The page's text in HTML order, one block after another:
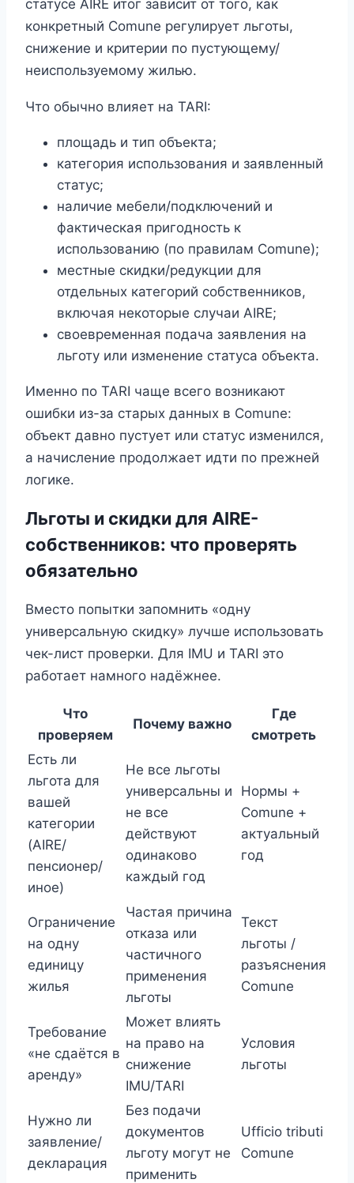
статусе AIRE итог зависит от того, как
конкретный Comune регулирует льготы,
снижение и критерии по пустующему/
неиспользуемому жилью.
Что обычно влияет на TARI:
площадь и тип объекта;
категория использования и заявленный
статус;
наличие мебели/подключений и
фактическая пригодность к
использованию (по правилам Comune);
местные скидки/редукции для
отдельных категорий собственников,
включая некоторые случаи AIRE;
своевременная подача заявления на
льготу или изменение статуса объекта.
Именно по TARI чаще всего возникают
ошибки из-за старых данных в Comune:
объект давно пустует или статус изменился,
а начисление продолжает идти по прежней
логике.
Льготы и скидки для AIRE-
собственников: что проверять
обязательно
Вместо попытки запомнить «одну
универсальную скидку» лучше использовать
чек-лист проверки. Для IMU и TARI это
работает намного надёжнее.
Что
проверяем
Почему важно
Где
смотреть
Есть ли
льгота для
вашей
категории
(AIRE/
пенсионер/
иное)
Не все льготы
универсальны и
не все
действуют
одинаково
каждый год
Нормы +
Comune +
актуальный
год
Ограничение
на одну
единицу
жилья
Частая причина
отказа или
частичного
применения
льготы
Текст
льготы /
разъяснения
Comune
Требование
«не сдаётся в
аренду»
Может влиять
на право на
снижение
IMU/TARI
Условия
льготы
Нужно ли
заявление/
декларация
Без подачи
документов
льготу могут не
применить
Ufficio tributi
Comune